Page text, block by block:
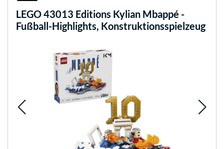
LEGO43013 Editions Kylian Mbappé -
Fußball-Highlights, Konstruktionsspielzeug